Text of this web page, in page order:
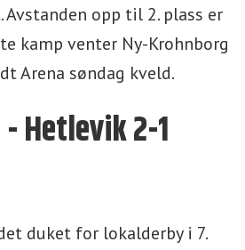
opp til 2. plass er
kamp venter Ny-Krohnborg
Arena søndag kveld.
Hetlevik 2-1
duket for lokalderby i 7.